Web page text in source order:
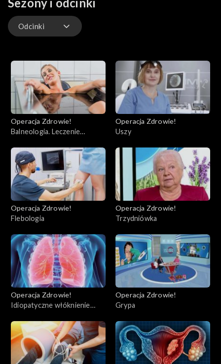
pięknego uśmiechu. Poznamy najnowocześniejszą metodę
uzupełniania braków w uzębieniu, jaką jest implantologia.
Będziemy mieli także okazję zobaczyć, jak robi się licówki.
Sezony i odcinki
Odcinki
Operacja Zdrowie!
Balneologia. Leczenie
Operacja Zdrowie!
Uszy
Operacja Zdrowie!
Flebologia
Operacja Zdrowie!
Trzydniówka
Operacja Zdrowie!
Idiopatyczne włóknienie
Operacja Zdrowie!
Grypa